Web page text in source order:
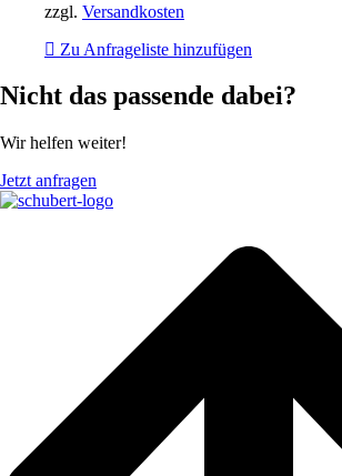
zzgl. Versandkosten
Zu Anfrageliste hinzufügen
Nicht das passende dabei?
Wir helfen weiter!
Jetzt anfragen